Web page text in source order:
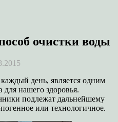
очистки воды
день, является одним
нашего здоровья.
подлежат дальнейшему
или технологичное.